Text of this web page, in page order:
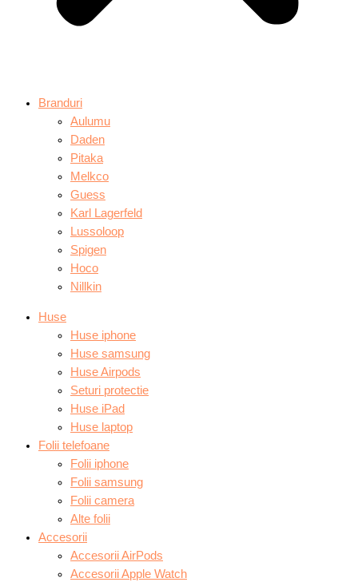
Branduri
Aulumu
Daden
Pitaka
Melkco
Guess
Karl Lagerfeld
Lussoloop
Spigen
Hoco
Nillkin
Huse
Huse iphone
Huse samsung
Huse Airpods
Seturi protectie
Huse iPad
Huse laptop
Folii telefoane
Folii iphone
Folii samsung
Folii camera
Alte folii
Accesorii
Accesorii AirPods
Accesorii Apple Watch